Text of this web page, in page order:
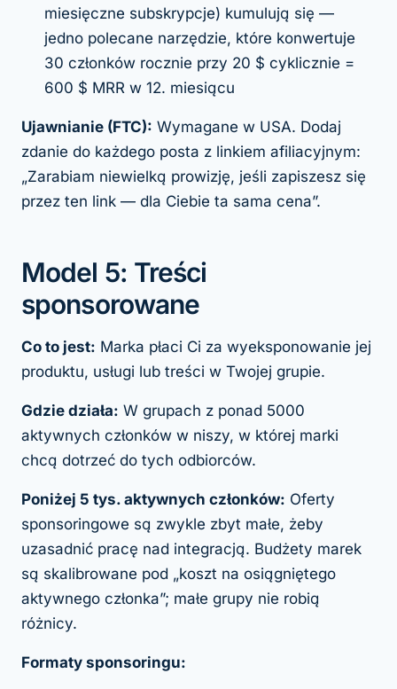
miesięczne subskrypcje) kumulują się —
jedno polecane narzędzie, które konwertuje
30 członków rocznie przy 20 $ cyklicznie =
600 $ MRR w 12. miesiącu
Ujawnianie (FTC): Wymagane w USA. Dodaj
zdanie do każdego posta z linkiem afiliacyjnym:
„Zarabiam niewielką prowizję, jeśli zapiszesz się
przez ten link — dla Ciebie ta sama cena”.
Model 5: Treści
sponsorowane
Co to jest: Marka płaci Ci za wyeksponowanie jej
produktu, usługi lub treści w Twojej grupie.
Gdzie działa: W grupach z ponad 5000
aktywnych członków w niszy, w której marki
chcą dotrzeć do tych odbiorców.
Poniżej 5 tys. aktywnych członków: Oferty
sponsoringowe są zwykle zbyt małe, żeby
uzasadnić pracę nad integracją. Budżety marek
są skalibrowane pod „koszt na osiągniętego
aktywnego członka”; małe grupy nie robią
różnicy.
Formaty sponsoringu: